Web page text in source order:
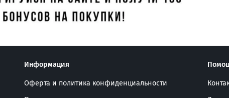
Информация
Оферта и политика конфиденциальности